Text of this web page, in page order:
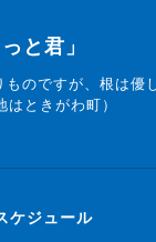
と君」
のですが、根は優
ときがわ町）
ケジュール